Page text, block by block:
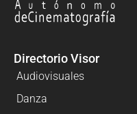
Directorio Visor
Audiovisuales
Danza